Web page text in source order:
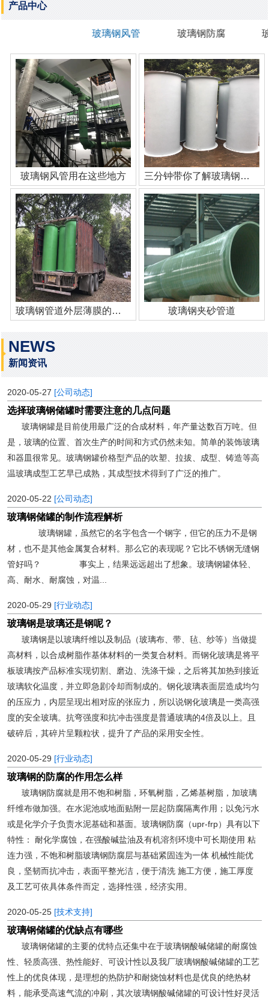
产品中心
玻璃钢风管 玻璃钢防腐
玻璃钢风管用在这些地方 三分钟带你了解玻璃钢管道
玻璃钢管道外层薄膜的作用 玻璃钢夹砂管道
NEWS
新闻资讯
2020-05-27 [公司动态]
选择玻璃钢储罐时需要注意的几点问题
玻璃钢罐是目前使用最广泛的合成材料，年产量达数百万吨。但
是，玻璃的位置、首次生产的时间和方式仍然未知。简单的装饰玻璃
和器皿很常见。玻璃钢罐价格型产品的吹塑、拉拔、成型、铸造等高
温玻璃成型工艺早已成熟，其成型技术得到了广泛的推广。
2020-05-22 [公司动态]
玻璃钢储罐的制作流程解析
玻璃钢罐，虽然它的名字包含一个钢字，但它的压力不是钢
材，也不是其他金属复合材料。那么它的表现呢？它比不锈钢无缝钢
管好吗？ 事实上，结果远远超出了想象。玻璃钢罐体轻、
高、耐水、耐腐蚀，对温...
2020-05-29 [行业动态]
玻璃钢是玻璃还是钢呢？
玻璃钢是以玻璃纤维以及制品（玻璃布、带、毡、纱等）当做提
高材料，以合成树脂作基体材料的一类复合材料。而钢化玻璃是将平
板玻璃按产品标准实现切割、磨边、洗涤干燥，之后将其加热到接近
玻璃软化温度，并立即急剧冷却而制成的。钢化玻璃表面层造成均匀
的压应力，内层呈现出相对应的张应力，所以说钢化玻璃是一类高强
度的安全玻璃。抗弯强度和抗冲击强度是普通玻璃的4倍及以上。且
破碎后，其碎片呈颗粒状，提升了产品的采用安全性。
2020-05-29 [行业动态]
玻璃钢的防腐的作用怎么样
玻璃钢防腐就是用不饱和树脂，环氧树脂，乙烯基树脂，加玻璃
纤维布做加强。在水泥池或地面贴附一层起防腐隔离作用；以免污水
或是化学介子负责水泥基础和基面。玻璃钢防腐（upr-frp）具有以下
特性： 耐化学腐蚀，在强酸碱盐油及有机溶剂环境中可长期使用 粘
连力强，不饱和树脂玻璃钢防腐层与基础紧固连为一体 机械性能优
良，坚韧而抗冲击，表面平整光洁，便于清洗 施工方便，施工厚度
及工艺可依具体条件而定，选择性强，经济实用。
2020-05-25 [技术支持]
玻璃钢储罐的优缺点有哪些
玻璃钢储罐的主要的优特点还集中在于玻璃钢酸碱储罐的耐腐蚀
性、轻质高强、热性能好、可设计性以及我厂玻璃钢酸碱储罐的工艺
性上的优良体现，是理想的热防护和耐烧蚀材料也是优良的绝热材
料，能承受高速气流的冲刷，其次玻璃钢酸碱储罐的可设计性好灵活